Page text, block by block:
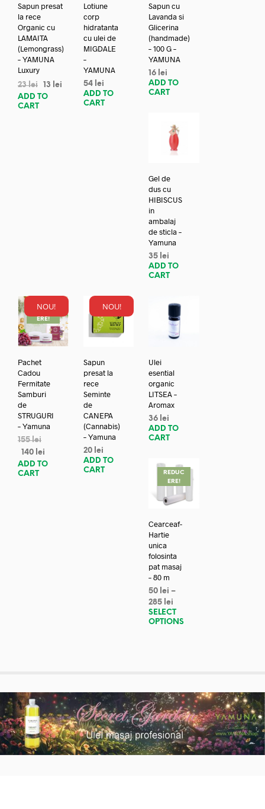
Sapun presat
la rece
Organic cu
LAMAITA
(Lemongrass)
– YAMUNA
Luxury
23lei 13
lei
ADD TO
CART
Lotiune
corp
hidratanta
cu ulei de
MIGDALE
–
YAMUNA
54 lei
ADD TO
CART
Sapun cu
Lavanda si
Glicerina
(handmade)
– 100 G –
YAMUNA
16 lei
ADD TO
CART
Gel de
dus cu
HIBISCUS
in
ambalaj
de sticla –
Yamuna
35 lei
ADD TO
CART
NOU!
REDUC
ERE!
Pachet
Cadou
Fermitate
Samburi
de
STRUGURI
– Yamuna
155lei
140 lei
ADD TO
CART
NOU!
Sapun
presat la
rece
Seminte
de
CANEPA
(Cannabis)
– Yamuna
20 lei
ADD TO
CART
Ulei
esential
organic
LITSEA –
Aromax
36 lei
ADD TO
CART
REDUC
ERE!
Cearceaf-
Hartie
unica
folosinta
pat masaj
– 80 m
50 lei –
285 lei
SELECT
OPTIONS